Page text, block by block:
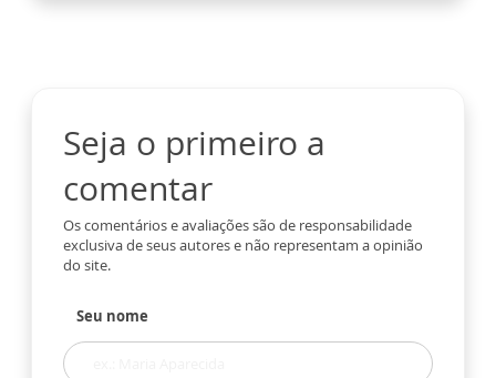
Seja o primeiro a
comentar
Os comentários e avaliações são de responsabilidade
exclusiva de seus autores e não representam a opinião
do site.
Seu nome